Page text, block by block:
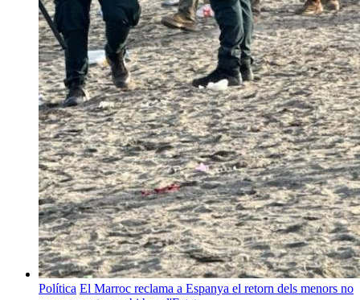
Política El Marroc reclama a Espanya el retorn dels menors no